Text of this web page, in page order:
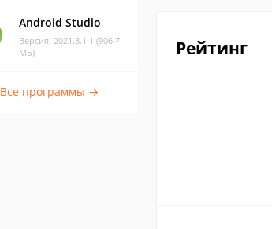
Android Studio
Версия: 2021.3.1.1 (906.7
МБ)
Все программы →
Рейтинг